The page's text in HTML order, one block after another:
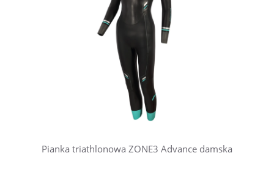
Pianka triathlonowa ZONE3 Advance damska